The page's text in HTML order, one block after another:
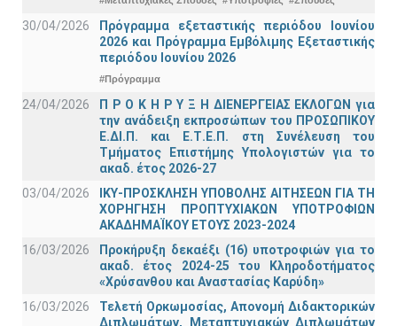
30/04/2026
Πρόγραμμα εξεταστικής περιόδου Ιουνίου
2026 και Πρόγραμμα Εμβόλιμης Εξεταστικής
περιόδου Ιουνίου 2026
#Πρόγραμμα
24/04/2026
Π Ρ Ο Κ Η Ρ Υ Ξ Η ΔΙΕΝΕΡΓΕΙΑΣ ΕΚΛΟΓΩΝ για
την ανάδειξη εκπροσώπων του ΠΡΟΣΩΠΙΚΟΥ
Ε.ΔΙ.Π. και Ε.Τ.Ε.Π. στη Συνέλευση του
Τμήματος Επιστήμης Υπολογιστών για το
ακαδ. έτος 2026-27
03/04/2026
ΙΚΥ-ΠΡΟΣΚΛΗΣΗ ΥΠΟΒΟΛΗΣ ΑΙΤΗΣΕΩΝ ΓΙΑ ΤΗ
ΧΟΡΗΓΗΣΗ ΠΡΟΠΤΥΧΙΑΚΩΝ ΥΠΟΤΡΟΦΙΩΝ
ΑΚΑΔΗΜΑΪΚΟΥ ΕΤΟΥΣ 2023-2024
16/03/2026
Προκήρυξη δεκαέξι (16) υποτροφιών για το
ακαδ. έτος 2024-25 του Κληροδοτήματος
«Χρύσανθου και Αναστασίας Καρύδη»
16/03/2026
Τελετή Ορκωμοσίας, Απονομή Διδακτορικών
Διπλωμάτων, Μεταπτυχιακών Διπλωμάτων